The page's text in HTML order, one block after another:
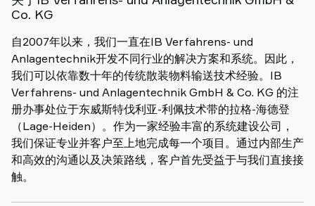
Co. KG
自2007年以来，我们一直在IB Verfahrens- und
Anlagentechnik开发不同行业的解决方案和系统。因此，
我们可以依靠数十年的传统散装物料输送技术经验。IB
Verfahrens- und Anlagentechnik GmbH & Co. KG 的注
册办事处位于东威斯特伐利亚-利佩技术带的拉格-海德登
（Lage-Heiden）。作为一家经验丰富的系统建设公司，
我们保证专业并客户至上地完成每一个项目。通过内部生产
和高效的沟通以及决策路线，客户首先受益于与我们直接接
触。